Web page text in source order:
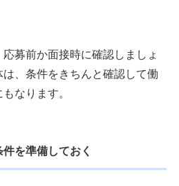
募前か面接時に確認しましょ
、条件をきちんと確認して働
なります。
を準備しておく